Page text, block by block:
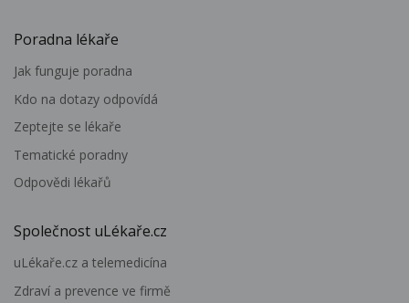
Poradna lékaře
Jak funguje poradna
Kdo na dotazy odpovídá
Zeptejte se lékaře
Tematické poradny
Odpovědi lékařů
Společnost uLékaře.cz
uLékaře.cz a telemedicína
Zdraví a prevence ve firmě